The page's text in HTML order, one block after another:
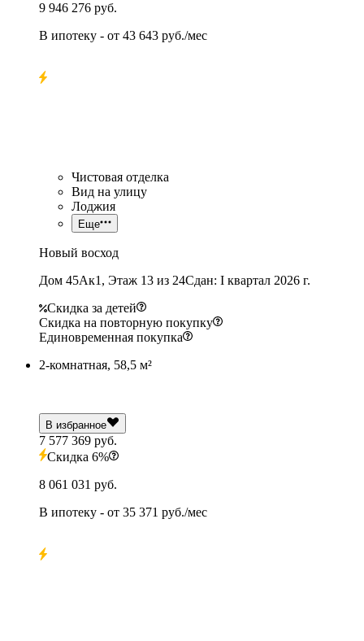
9 946 276 руб.
В ипотеку - от 43 643 руб./мес
Чистовая отделка
Вид на улицу
Лоджия
Еще
Новый восход
Дом 45Ак1, Этаж 13 из 24Сдан: I квартал 2026 г.
Скидка за детей
Скидка на повторную покупку
Единовременная покупка
2-комнатная, 58,5 м²
В избранное
7 577 369 руб.
Скидка 6%
8 061 031 руб.
В ипотеку - от 35 371 руб./мес